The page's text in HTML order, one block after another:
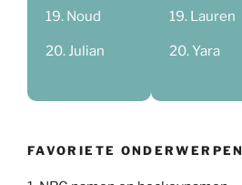
Noud
Julian
Lauren
Yara
FAVORIETE ONDERWERPEN